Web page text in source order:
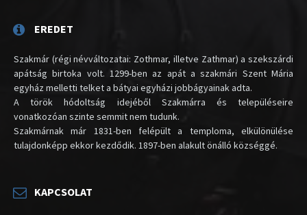
EREDET
Szakmár (régi névváltozatai: Zothmar, illetve Zathmar) a szekszárdi
apátság birtoka volt. 1299-ben az apát a szakmári Szent Mária
egyház melletti telket a bátyai egyházi jobbágyainak adta.
A török hódoltság idejéből Szakmárra és településeire
vonatkozóan szinte semmit nem tudunk.
Szakmárnak már 1831-ben felépült a temploma, elkülönülése
tulajdonképp ekkor kezdődik. 1897-ben alakult önálló községgé.
KAPCSOLAT